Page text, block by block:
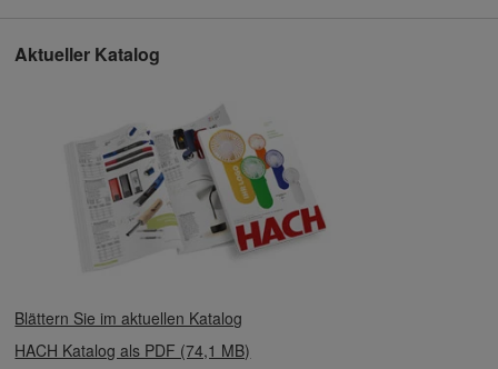
Aktueller Katalog
Blättern Sie im aktuellen Katalog
HACH Katalog als PDF (74,1 MB)